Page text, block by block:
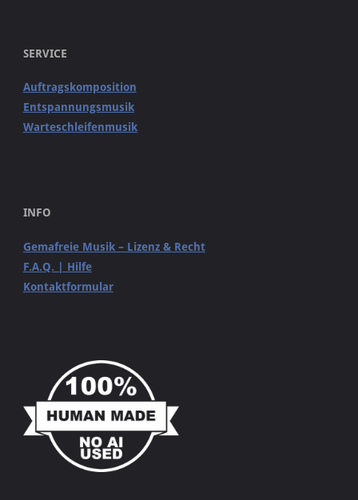
SERVICE
Auftragskomposition
Entspannungsmusik
Warteschleifenmusik
INFO
Gemafreie Musik – Lizenz & Recht
F.A.Q. | Hilfe
Kontaktformular